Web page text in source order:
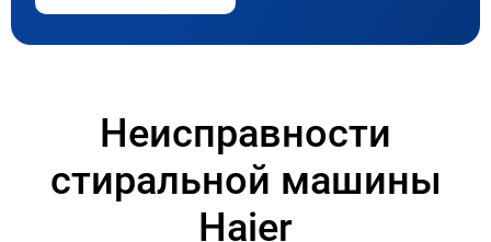
Неисправности
стиральной машины
Haier